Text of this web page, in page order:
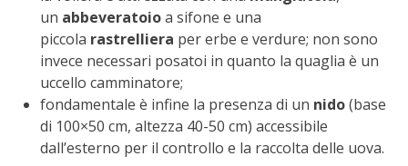
IL MIO 2025
COLTIVARE L’OLIVO
CORMIK
VIGNETO BIO
un abbeveratoioa sifone e una
piccola rastrelliera per erbe e verdure; non sono
invece necessari posatoi in quanto la quaglia è un
uccello camminatore;
fondamentale è infine la presenza di un nido(base
di 100×50 cm, altezza 40-50 cm) accessibile
dall’esterno per il controllo e la raccolta delle uova.